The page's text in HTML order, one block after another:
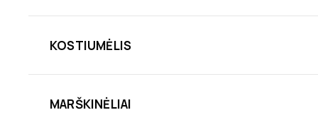
KOSTIUMĖLIS
MARŠKINĖLIAI